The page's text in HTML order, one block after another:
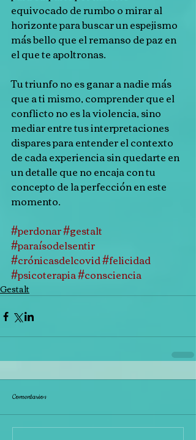
equivocado de rumbo o mirar al
horizonte para buscar un espejismo
más bello que el remanso de paz en
el que te apoltronas.
Tu triunfo no es ganar a nadie más
que a ti mismo, comprender que el
conflicto no es la violencia, sino
mediar entre tus interpretaciones
dispares para entender el contexto
de cada experiencia sin quedarte en
un detalle que no encaja con tu
concepto de la perfección en este
momento.
#perdonar#gestalt
#paraísodelsentir
#crónicasdelcovid#felicidad
#psicoterapia#consciencia
Gestalt
Comentarios